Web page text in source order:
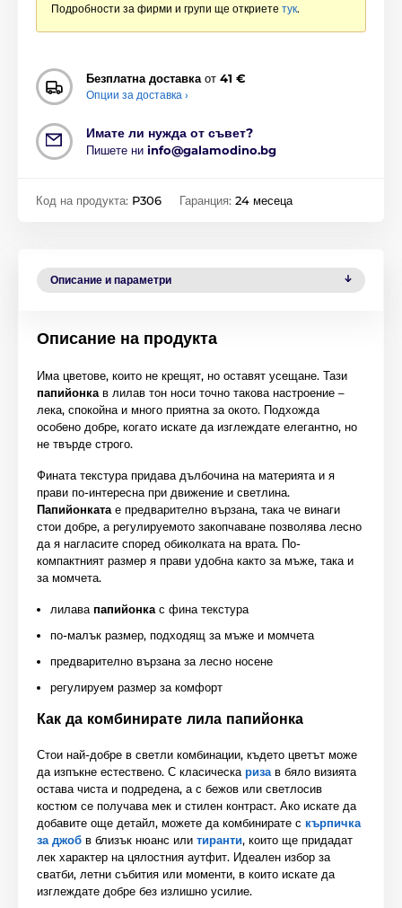
Подробности за фирми и групи ще откриете тук.
Безплатна доставкаот 41 €
Опции за доставка ›
Имате ли нужда от съвет?
Пишете ни info@galamodino.bg
Код на продукта: P306 Гаранция: 24 месеца
Описание и параметри
Описание на продукта
Има цветове, които не крещят, но оставят усещане. Тази
папийонка в лилав тон носи точно такова настроение –
лека, спокойна и много приятна за окото. Подхожда
особено добре, когато искате да изглеждате елегантно, но
не твърде строго.
Фината текстура придава дълбочина на материята и я
прави по-интересна при движение и светлина.
Папийонката е предварително вързана, така че винаги
стои добре, а регулируемото закопчаване позволява лесно
да я нагласите според обиколката на врата. По-
компактният размер я прави удобна както за мъже, така и
за момчета.
лилава папийонка с фина текстура
по-малък размер, подходящ за мъже и момчета
предварително вързана за лесно носене
регулируем размер за комфорт
Как да комбинирате лила папийонка
Стои най-добре в светли комбинации, където цветът може
да изпъкне естествено. С класическа риза в бяло визията
остава чиста и подредена, а с бежов или светлосив
костюм се получава мек и стилен контраст. Ако искате да
добавите още детайл, можете да комбинирате с кърпичка
за джоб в близък нюанс или тиранти, които ще придадат
лек характер на цялостния аутфит. Идеален избор за
сватби, летни събития или моменти, в които искате да
изглеждате добре без излишно усилие.